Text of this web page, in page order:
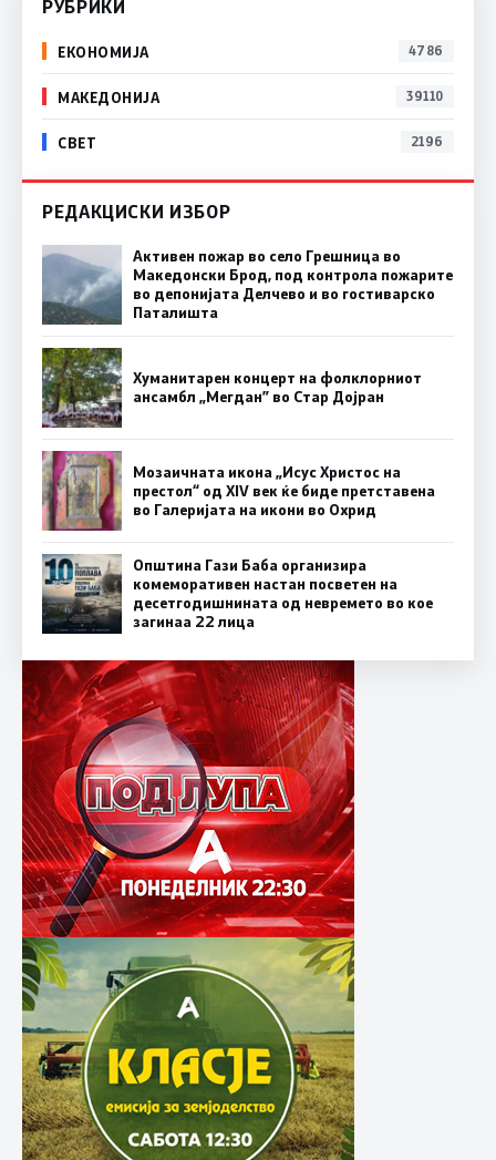
РУБРИКИ
ЕКОНОМИЈА 4786
МАКЕДОНИЈА 39110
СВЕТ 2196
РЕДАКЦИСКИ ИЗБОР
Активен пожар во село Грешница во
Македонски Брод, под контрола пожарите
во депонијата Делчево и во гостиварско
Паталишта
Хуманитарен концерт на фолклорниот
ансамбл „Мегдан” во Стар Дојран
Мозаичната икона „Исус Христос на
престол“ од XIV век ќе биде претставена
во Галеријата на икони во Охрид
Општина Гази Баба организира
комеморативен настан посветен на
десетгодишнината од невремето во кое
загинаа 22 лица